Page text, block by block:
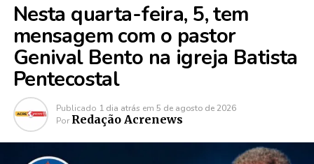
Nesta quarta-feira, 5, tem
mensagem com o pastor
Genival Bento na igreja Batista
Pentecostal
Publicado 1 dia atrás em 5 de agosto de 2026
Por Redação Acrenews